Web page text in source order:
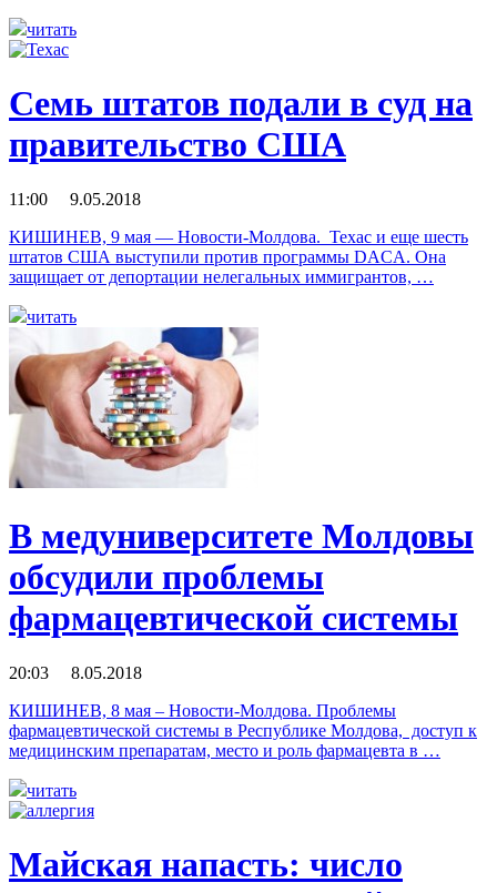
читать
Семь штатов подали в суд на
правительство США
11:00 9.05.2018
КИШИНЕВ, 9 мая — Новости-Молдова. Техас и еще шесть
штатов США выступили против программы DACA. Она
защищает от депортации нелегальных иммигрантов, …
читать
В медуниверситете Молдовы
обсудили проблемы
фармацевтической системы
20:03 8.05.2018
КИШИНЕВ, 8 мая – Новости-Молдова. Проблемы
фармацевтической системы в Республике Молдова, доступ к
медицинским препаратам, место и роль фармацевта в …
читать
Майская напасть: число